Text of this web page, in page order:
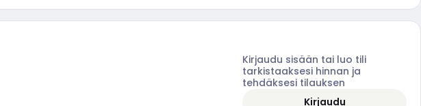
Kirjaudu sisään tai luo tili
tarkistaaksesi hinnan ja
tehdäksesi tilauksen
Kirjaudu